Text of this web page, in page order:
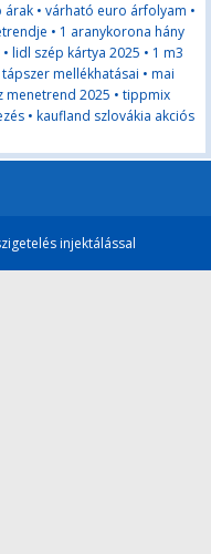
árak • várható euro árfolyam •
• 1 aranykorona hány
• lidl szép kártya 2025 • 1 m3
mellékhatásai • mai
menetrend 2025 • tippmix
• kaufland szlovákia akciós
injektálással